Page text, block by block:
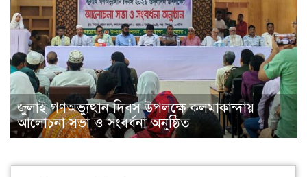
জুলাই গণঅভ্যুত্থান দিবস উপলক্ষে কলমাকান্দায়
আলোচনা সভা ও সংবর্ধনা অনুষ্ঠিত